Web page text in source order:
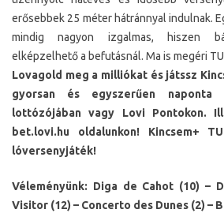
erősebbek 25 méter hátránnyal indulnak.
mindig nagyon izgalmas, hiszen
elképzelhető a befutásnál. Ma is megéri
Lovagold meg a milliókat és játssz
gyorsan és egyszerűen naponta
lottózójában vagy Lovi Pontokon.
bet.lovi.hu oldalunkon! Kincsem+
lóversenyjáték!
Véleményünk: Diga de Cahot (10) –
Visitor (12) – Concerto des Dunes (2) –